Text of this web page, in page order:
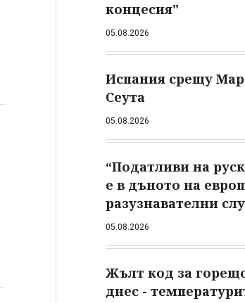
концесия"
05.08.2026
Испания срещу
Сеута
05.08.2026
“Податливи на
е в дъното на
разузнавателни
05.08.2026
Жълт код за
днес -